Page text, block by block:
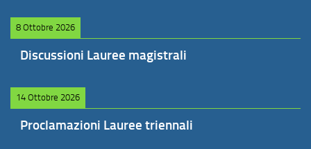
8 Ottobre 2026
Discussioni Lauree magistrali
14 Ottobre 2026
Proclamazioni Lauree triennali